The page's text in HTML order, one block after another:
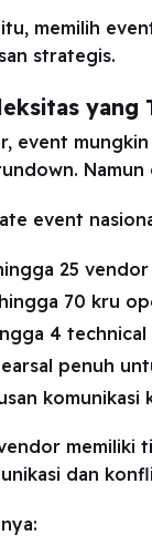
itu, memilih
strategis.
yang
event
event
25
70 kru
4
penuh
komunikasi
memiliki
dan